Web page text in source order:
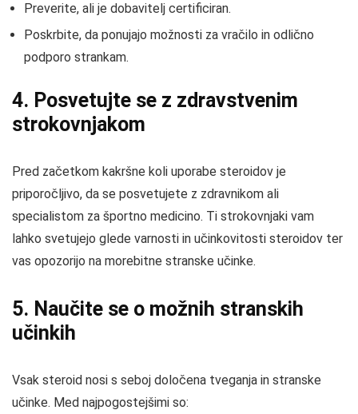
Preverite, ali je dobavitelj certificiran.
Poskrbite, da ponujajo možnosti za vračilo in odlično
podporo strankam.
4. Posvetujte se z zdravstvenim
strokovnjakom
Pred začetkom kakršne koli uporabe steroidov je
priporočljivo, da se posvetujete z zdravnikom ali
specialistom za športno medicino. Ti strokovnjaki vam
lahko svetujejo glede varnosti in učinkovitosti steroidov ter
vas opozorijo na morebitne stranske učinke.
5. Naučite se o možnih stranskih
učinkih
Vsak steroid nosi s seboj določena tveganja in stranske
učinke. Med najpogostejšimi so: